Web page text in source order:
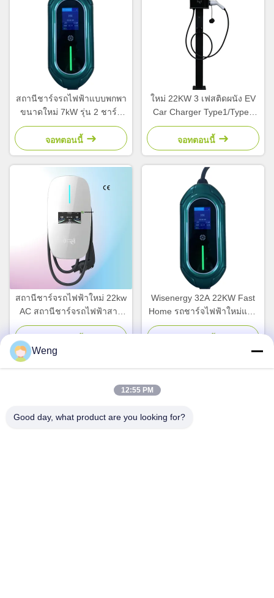
สถานีชาร์จรถไฟฟ้าแบบพกพา
ขนาดใหม่ 7kW รุ่น 2 ชาร์จ
เร็ว 32A Output Current
สภาพใหม่
จอทตอนนี้
ใหม่ 22KW 3 เฟสติดผนัง EV
Car Charger Type1/Type2
สถานีชาร์จรถยนต์ไฟฟ้า
จอทตอนนี้
สถานีชาร์จรถไฟฟ้าใหม่ 22kw
AC สถานีชาร์จรถไฟฟ้าสาม
ระยะ EV ที่มีอัตราการผลิตสูง
Wisenergy 32A 22KW Fast
Home รถชาร์จไฟฟ้าใหม่แบบ
พกพา EV Station ประเภท 2
Weng
12:55 PM
Good day, what product are you looking for?